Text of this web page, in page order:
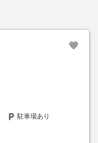
駐車場あり